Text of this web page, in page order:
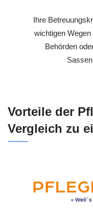
Ihre
wichtigen
Behörden
Vorteile der
Vergleich zu